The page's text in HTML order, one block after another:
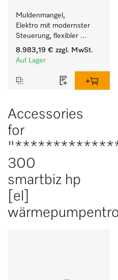
Muldenmangel,
Elektro mit modernster
Steuerung, flexibler
Bedienhöhe und
Ablagestange.
8.983,19 € zzgl. MwSt.
Auf Lager
Accessories
for
300
smartbiz hp
[el]